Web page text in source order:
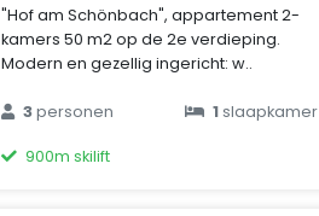
"Hof am Schönbach", appartement 2-
kamers 50 m2 op de 2e verdieping.
Modern en gezellig ingericht: w..
3personen 1slaapkamer
900m skilift